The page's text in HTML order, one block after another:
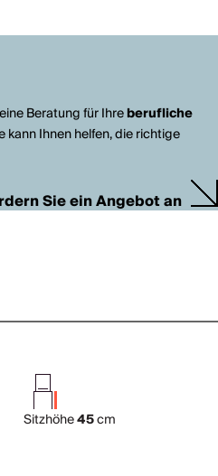
Beratung für Ihreberufliche
kann Ihnen helfen, die richtige
Sie ein Angebot an
Sitzhöhe45cm